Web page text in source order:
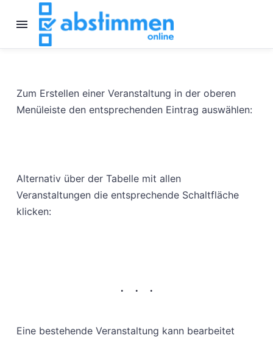
Zum Erstellen einer Veranstaltung in der oberen
Menüleiste den entsprechenden Eintrag auswählen:
Alternativ über der Tabelle mit allen
Veranstaltungen die entsprechende Schaltfläche
klicken:
Eine bestehende Veranstaltung kann bearbeitet